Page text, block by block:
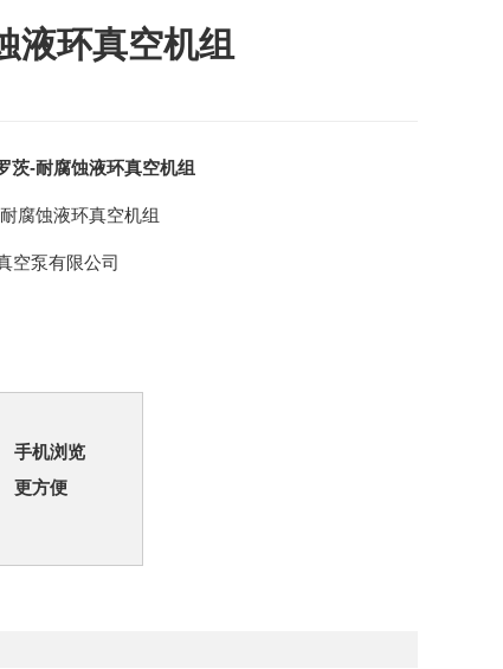
液环真空机组
茨-耐腐蚀液环真空机组
腐蚀液环真空机组
空泵有限公司
手机浏览
更方便